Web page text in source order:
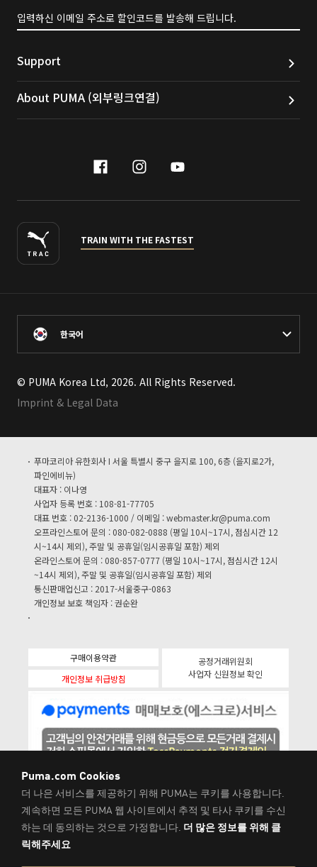
입력하신 이메일 주소로 할인코드를 발송해 드립니다.
Support
About PUMA (외부링크연결)
facebook
instagram
youtube
TRAIN WITH THE FASTEST
한국어
© PUMA Korea Ltd, 2026. All Rights Reserved.
Imprint & Legal Data
푸마코리아 유한회사 I 서울 특별시 중구 을지로 100, 6층 (을지로2가,
파인에비뉴)
대표자 : 이나영
사업자 등록 번호 : 108-81-77705
대표 번호 : 02-2136-1000 / 이메일 :webmaster.kr@puma.com
오프라인스토어 문의 : 080-082-0888 (평일 10시~17시, 점심시간 12
시~14시 제외), 주말 및 공휴일(임시공휴일 포함) 제외
온라인스토어 문의 : 080-857-0777 (평일 10시~17시, 점심시간 12시
~14시 제외), 주말 및 공휴일(임시공휴일 포함) 제외
통신판매업신고 : 2017-서울중구-0863
개인정보 보호 책임자 : 권순완
구매이용약관
개인정보 취급방침
공정거래위원회
사업자 신원정보 확인